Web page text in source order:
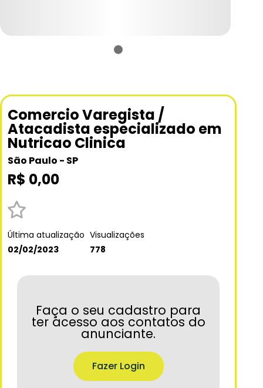
Comercio Varegista /
Atacadista especializado em
Nutricao Clinica
São Paulo - SP
R$ 0,00
Última atualização
02/02/2023
Visualizações
778
Faça o seu cadastro para
ter acesso aos contatos do
anunciante.
Fazer Login